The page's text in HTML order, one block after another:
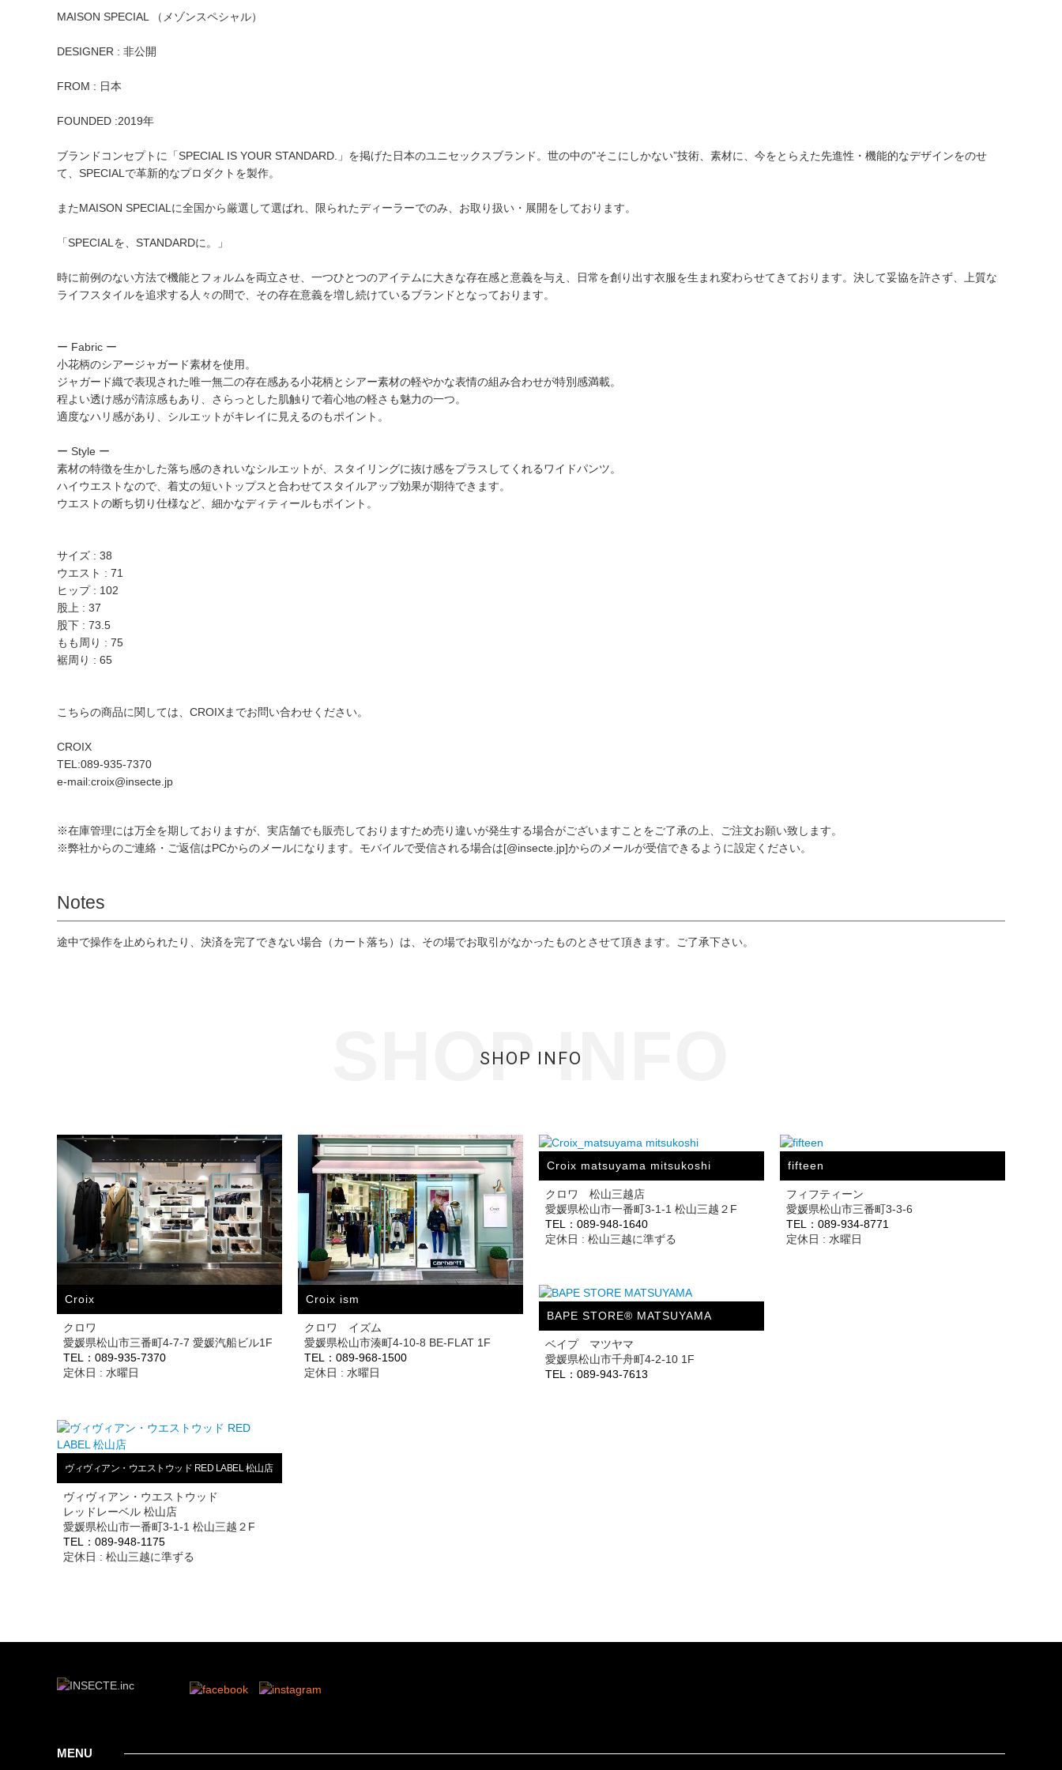
MAISON SPECIAL （メゾンスペシャル）
DESIGNER : 非公開
FROM : 日本
FOUNDED :2019年
ブランドコンセプトに「SPECIAL IS YOUR STANDARD.」を掲げた日本のユニセックスブランド。世の中の"そこにしかない”技術、素材に、今をとらえた先進性・機能的なデザインをのせ
て、SPECIALで革新的なプロダクトを製作。
またMAISON SPECIALに全国から厳選して選ばれ、限られたディーラーでのみ、お取り扱い・展開をしております。
「SPECIALを、STANDARDに。」
時に前例のない方法で機能とフォルムを両立させ、一つひとつのアイテムに大きな存在感と意義を与え、日常を創り出す衣服を生まれ変わらせてきております。決して妥協を許さず、上質な
ライフスタイルを追求する人々の間で、その存在意義を増し続けているブランドとなっております。
ー Fabric ー
小花柄のシアージャガード素材を使用。
ジャガード織で表現された唯一無二の存在感ある小花柄とシアー素材の軽やかな表情の組み合わせが特別感満載。
程よい透け感が清涼感もあり、さらっとした肌触りで着心地の軽さも魅力の一つ。
適度なハリ感があり、シルエットがキレイに見えるのもポイント。
ー Style ー
素材の特徴を生かした落ち感のきれいなシルエットが、スタイリングに抜け感をプラスしてくれるワイドパンツ。
ハイウエストなので、着丈の短いトップスと合わせてスタイルアップ効果が期待できます。
ウエストの断ち切り仕様など、細かなディティールもポイント。
サイズ : 38
ウエスト : 71
ヒップ : 102
股上 : 37
股下 : 73.5
もも周り : 75
裾周り : 65
こちらの商品に関しては、CROIXまでお問い合わせください。
CROIX
TEL:089-935-7370
e-mail:croix@insecte.jp
※在庫管理には万全を期しておりますが、実店舗でも販売しておりますため売り違いが発生する場合がございますことをご了承の上、ご注文お願い致します。
※弊社からのご連絡・ご返信はPCからのメールになります。モバイルで受信される場合は[@insecte.jp]からのメールが受信できるように設定ください。
Notes
途中で操作を止められたり、決済を完了できない場合（カート落ち）は、その場でお取引がなかったものとさせて頂きます。ご了承下さい。
SHOP INFO
SHOP INFO
Croix
クロワ
愛媛県松山市三番町4-7-7 愛媛汽船ビル1F
TEL：089-935-7370
定休日 : 水曜日
Croix ism
クロワ イズム
愛媛県松山市湊町4-10-8 BE-FLAT 1F
TEL：089-968-1500
定休日 : 水曜日
Croix matsuyama mitsukoshi
クロワ 松山三越店
愛媛県松山市一番町3-1-1 松山三越２F
TEL：089-948-1640
定休日 : 松山三越に準ずる
fifteen
フィフティーン
愛媛県松山市三番町3-3-6
TEL：089-934-8771
定休日 : 水曜日
BAPE STORE® MATSUYAMA
ベイプ マツヤマ
愛媛県松山市千舟町4-2-10 1F
TEL：089-943-7613
ヴィヴィアン・ウエストウッド RED LABEL 松山店
ヴィヴィアン・ウエストウッド
レッドレーベル 松山店
愛媛県松山市一番町3-1-1 松山三越２F
TEL：089-948-1175
定休日 : 松山三越に準ずる
MENU